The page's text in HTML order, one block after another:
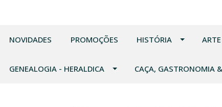
NOVIDADES PROMOÇÕES HISTÓRIA ARTE
GENEALOGIA - HERALDICA CAÇA, GASTRONOMIA